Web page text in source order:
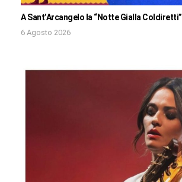
A Sant’Arcangelo la “Notte Gialla Coldiretti”
6 Agosto 2026